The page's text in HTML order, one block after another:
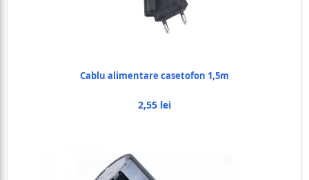
Cablu alimentare casetofon 1,5m
2,55 lei